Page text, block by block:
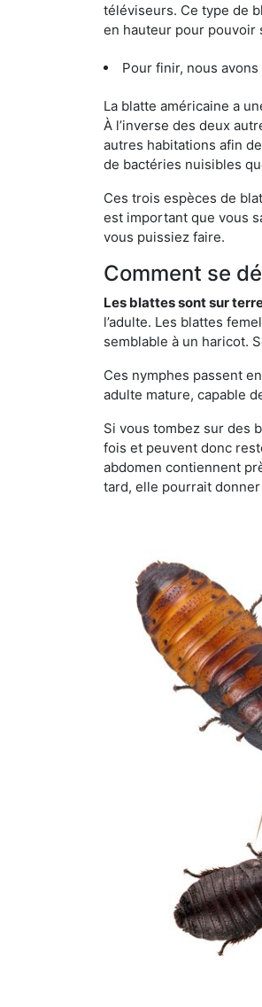
téléviseurs. Ce type de
en hauteur pour pouvoir
Pour finir, nous
La blatte américaine a
À l’inverse des deux
autres habitations afin
de bactéries nuisibles
Ces trois espèces de
est important que vous
vous puissiez faire.
Comment se
Les blattes sont sur
l’adulte. Les blattes
semblable à un haricot.
Ces nymphes passent
adulte mature, capable
Si vous tombez sur des
fois et peuvent donc
abdomen contiennent
tard, elle pourrait